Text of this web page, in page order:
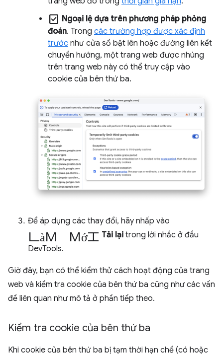
check_box Ngoại lệ dựa trên phương pháp phỏng
đoán. Trong các trường hợp được xác định
trước như cửa sổ bật lên hoặc đường liên kết
chuyển hướng, một trang web được nhúng
trên trang web này có thể truy cập vào
cookie của bên thứ ba.
Để áp dụng các thay đổi, hãy nhấp vào
làm mới Tải lại trong lời nhắc ở đầu
DevTools.
Giờ đây, bạn có thể kiểm thử cách hoạt động của trang
web và kiểm tra cookie của bên thứ ba cũng như các vấn
đề liên quan như mô tả ở phần tiếp theo.
Kiểm tra cookie của bên thứ ba
Khi cookie của bên thứ ba bị tạm thời hạn chế (có hoặc